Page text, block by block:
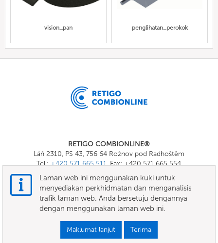
vision_pan penglihatan_perokok
RETIGO COMBIONLINE®
Láň 2310, PS 43, 756 64 Rožnov pod Radhoštěm
Tel.:+420 571 665 511, Fax: +420 571 665 554
E-mail: info@combionline.com
OnlineMenu
TERMA DAN SYARAT
Laman web ini menggunakan kuki untuk
menyediakan perkhidmatan dan menganalisis
trafik laman web. Anda bersetuju dengannya
dengan menggunakan laman web ini.
Maklumat lanjut Terima